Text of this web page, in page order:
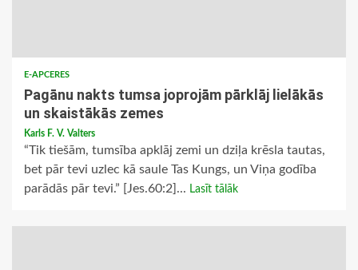
E-APCERES
Pagānu nakts tumsa joprojām pārklāj lielākās
un skaistākās zemes
Karls F. V. Valters
“Tik tiešām, tumsība apklāj zemi un dziļa krēsla tautas,
bet pār tevi uzlec kā saule Tas Kungs, un Viņa godība
parādās pār tevi.” [Jes.60:2]... Lasīt tālāk